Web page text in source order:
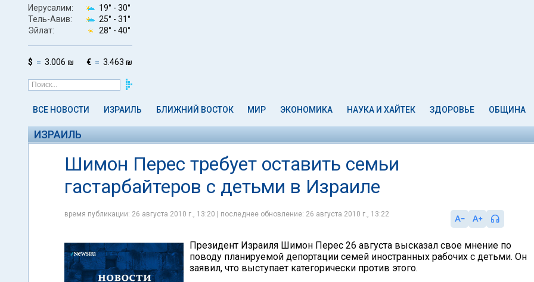
Иерусалим: 19° - 30°
Тель-Авив:
25° - 31°
Эйлат:
28° - 40°
$ 3.006 ₪ € 3.463 ₪
ВСЕ НОВОСТИ ИЗРАИЛЬ БЛИЖНИЙ ВОСТОК МИР ЭКОНОМИКА НАУКА И ХАЙТЕК ЗДОРОВЬЕ ОБЩИНА
ИЗРАИЛЬ
Шимон Перес требует оставить семьи
гастарбайтеров с детьми в Израиле
время публикации: 26 августа 2010 г., 13:20 | последнее обновление: 26 августа 2010 г., 13:22
Президент Израиля Шимон Перес 26 августа высказал свое мнение по
поводу планируемой депортации семей иностранных рабочих с детьми. Он
заявил, что выступает категорически против этого.